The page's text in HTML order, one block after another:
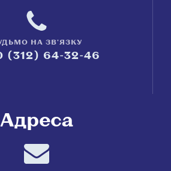
НА ЗВ'ЯЗКУ
(312) 64-32-46
Адреса